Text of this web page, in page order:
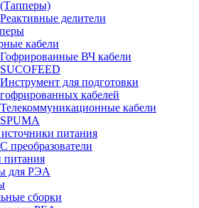
(Тапперы)
Реактивные делители
кабели
Гофрированные ВЧ кабели
SUCOFEED
Инструмент для подготовки
гофрированных кабелей
Телекоммуникационные кабели
SPUMA
питания
преобразователи
питания
для РЭА
сборки